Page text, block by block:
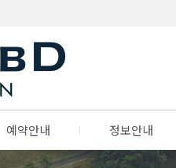
예약안내 정보안내